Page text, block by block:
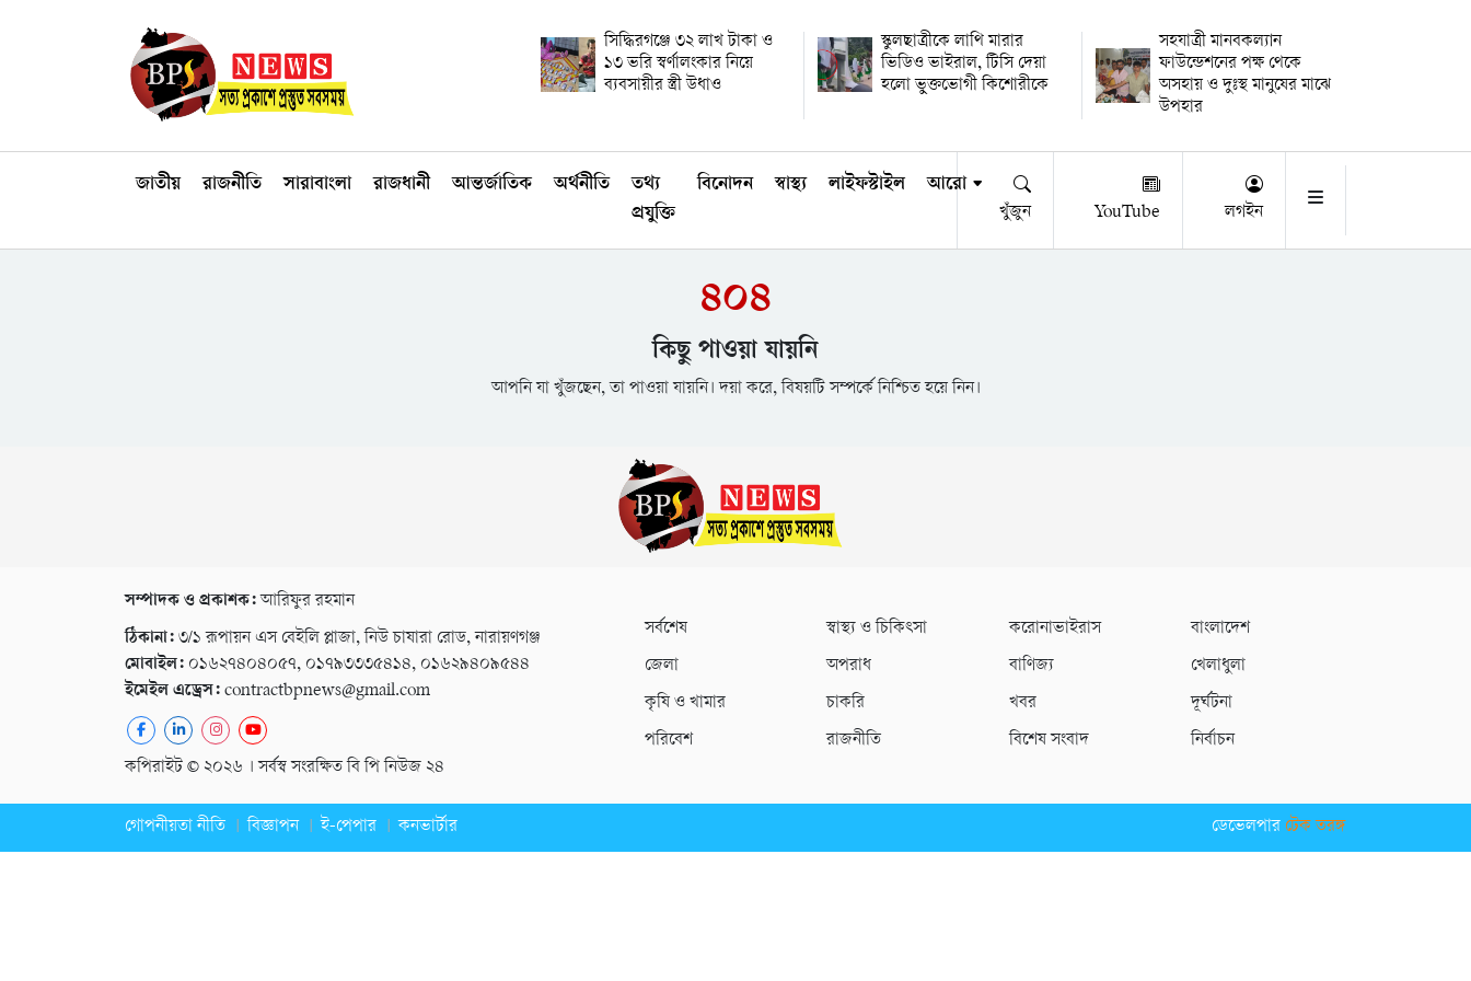
সিদ্ধিরগঞ্জে ৩২ লাখ টাকা ও
১৩ ভরি স্বর্ণালংকার নিয়ে
ব্যবসায়ীর স্ত্রী উধাও
স্কুলছাত্রীকে লাথি মারার
ভিডিও ভাইরাল, টিসি দেয়া
হলো ভুক্তভোগী কিশোরীকে
সহযাত্রী মানবকল্যান
ফাউন্ডেশনের পক্ষ থেকে
অসহায় ও দুঃস্থ মানুষের মাঝে
উপহার
জাতীয় রাজনীতি সারাবাংলা রাজধানী আন্তর্জাতিক অর্থনীতি
তথ্য
প্রযুক্তি
বিনোদন স্বাস্থ্য লাইফস্টাইল আরো
খুঁজুন YouTube লগইন
৪০৪
কিছু পাওয়া যায়নি
আপনি যা খুঁজছেন, তা পাওয়া যায়নি। দয়া করে, বিষয়টি সম্পর্কে নিশ্চিত হয়ে নিন।
সম্পাদক ও প্রকাশক:আরিফুর রহমান
ঠিকানা: ৩/১ রূপায়ন এস বেইলি প্লাজা, নিউ চাষারা রোড, নারায়ণগঞ্জ
মোবাইল: ০১৬২৭৪০৪০৫৭, ০১৭৯৩৩৩৫৪১৪, ০১৬২৯৪০৯৫৪৪
ইমেইল এড্রেস: contractbpnews@gmail.com
কপিরাইট © ২০২৬ । সর্বস্ব সংরক্ষিত বি পি নিউজ ২৪
সর্বশেষ স্বাস্থ্য ও চিকিৎসা করোনাভাইরাস
বাংলাদেশ
জেলা
অপরাধ বাণিজ্য
খেলাধুলা
কৃষি ও খামার
চাকরি খবর
দূর্ঘটনা
পরিবেশ
রাজনীতি বিশেষ সংবাদ নির্বাচন
গোপনীয়তা নীতি বিজ্ঞাপন ই-পেপার কনভার্টার ডেভেলপার টেক তরঙ্গ